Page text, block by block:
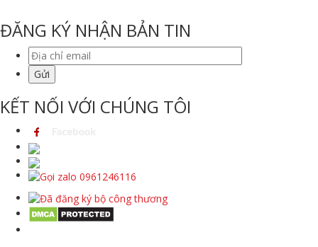
ĐĂNG KÝ NHẬN BẢN TIN
KẾT NỐI VỚI CHÚNG TÔI